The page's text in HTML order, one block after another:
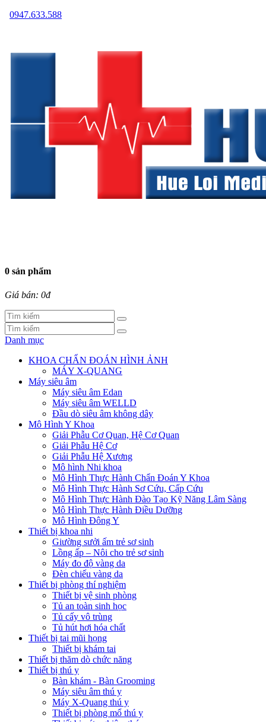
0947.633.588
0 sản phẩm
Giá bán: 0đ
Danh mục
KHOA CHẨN ĐOÁN HÌNH ẢNH
MÁY X-QUANG
Máy siêu âm
Máy siêu âm Edan
Máy siêu âm WELLD
Đầu dò siêu âm không dây
Mô Hình Y Khoa
Giải Phẫu Cơ Quan, Hệ Cơ Quan
Giải Phẫu Hệ Cơ
Giải Phẫu Hệ Xương
Mô hình Nhi khoa
Mô Hình Thực Hành Chẩn Đoán Y Khoa
Mô Hình Thực Hành Sơ Cứu, Cấp Cứu
Mô Hình Thực Hành Đào Tạo Kỹ Năng Lâm Sàng
Mô Hình Thực Hành Điều Dưỡng
Mô Hình Đông Y
Thiết bị khoa nhi
Giường sưởi ấm trẻ sơ sinh
Lồng ấp – Nôi cho trẻ sơ sinh
Máy đo độ vàng da
Đèn chiếu vàng da
Thiết bị phòng thí nghiệm
Thiết bị vệ sinh phòng
Tủ an toàn sinh học
Tủ cấy vô trùng
Tủ hút hơi hóa chất
Thiết bị tai mũi họng
Thiết bị khám tai
Thiết bị thăm dò chức năng
Thiết bị thú y
Bàn khám - Bàn Grooming
Máy siêu âm thú y
Máy X-Quang thú y
Thiết bị phòng mổ thú y